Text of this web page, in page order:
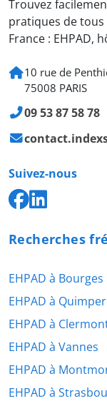
Trouvez
pratiques de tous
France : EHPAD,
10 rue de
75008 PARIS
09 53 87 58 78
Suivez-nous
Recherches
EHPAD à Bourges
EHPAD à Quimper
EHPAD à
EHPAD à Vannes
EHPAD à
EHPAD à